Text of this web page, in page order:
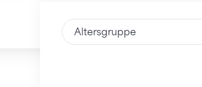
Altersgruppe